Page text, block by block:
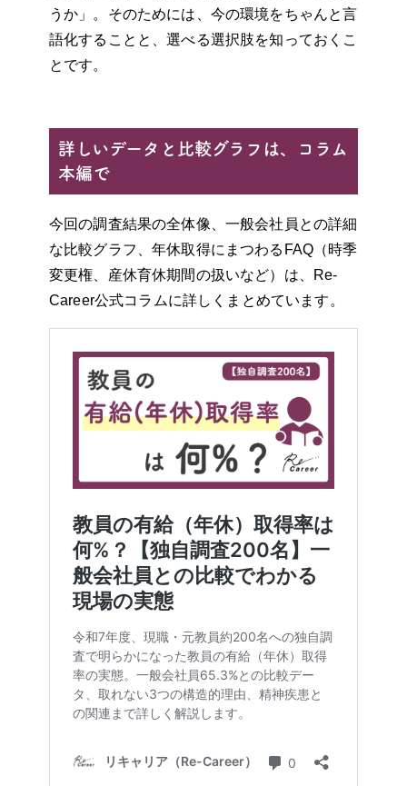
うか」。そのためには、今の環境をちゃんと言
語化することと、選べる選択肢を知っておくこ
とです。
詳しいデータと比較グラフは、コラム
本編で
今回の調査結果の全体像、一般会社員との詳細
な比較グラフ、年休取得にまつわるFAQ（時季
変更権、産休育休期間の扱いなど）は、Re-
Career公式コラムに詳しくまとめています。